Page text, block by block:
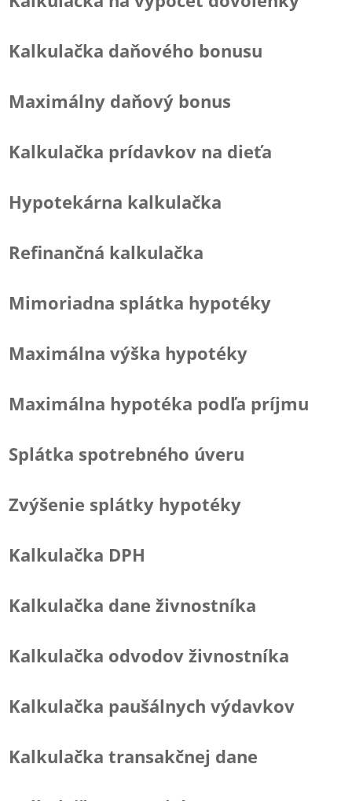
Kalkulačka daňového bonusu
Maximálny daňový bonus
Kalkulačka prídavkov na dieťa
Hypotekárna kalkulačka
Refinančná kalkulačka
Mimoriadna splátka hypotéky
Maximálna výška hypotéky
Maximálna hypotéka podľa príjmu
Splátka spotrebného úveru
Zvýšenie splátky hypotéky
Kalkulačka DPH
Kalkulačka dane živnostníka
Kalkulačka odvodov živnostníka
Kalkulačka paušálnych výdavkov
Kalkulačka transakčnej dane